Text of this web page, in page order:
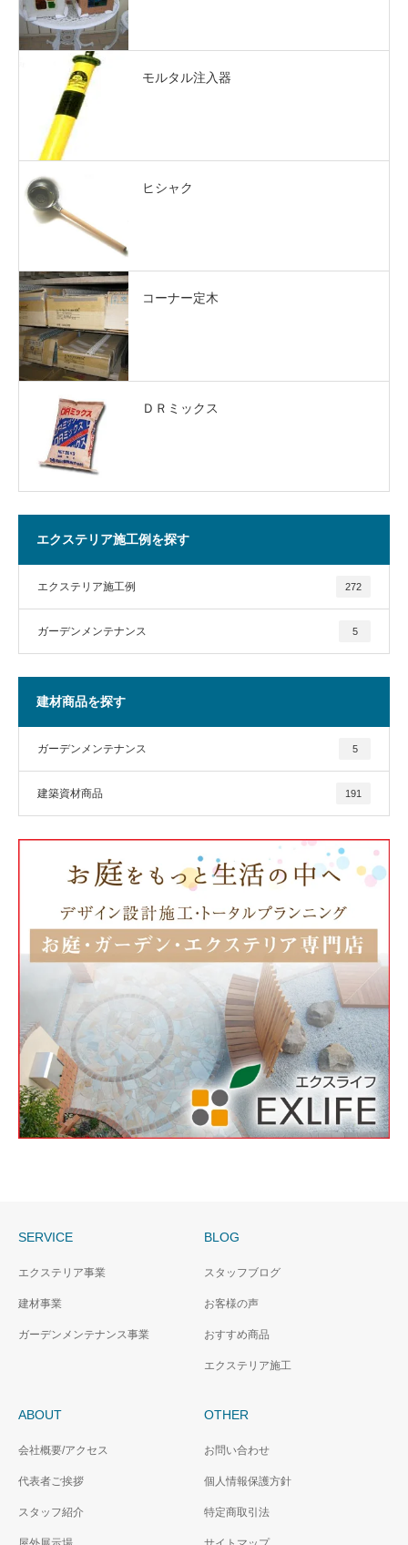
モルタル注入器
ヒシャク
コーナー定木
ＤＲミックス
エクステリア施工例を探す
エクステリア施工例 272
ガーデンメンテナンス 5
建材商品を探す
ガーデンメンテナンス 5
建築資材商品 191
SERVICE
エクステリア事業
建材事業
ガーデンメンテナンス事業
BLOG
スタッフブログ
お客様の声
おすすめ商品
エクステリア施工
ABOUT
会社概要/アクセス
代表者ご挨拶
スタッフ紹介
OTHER
お問い合わせ
個人情報保護方針
特定商取引法